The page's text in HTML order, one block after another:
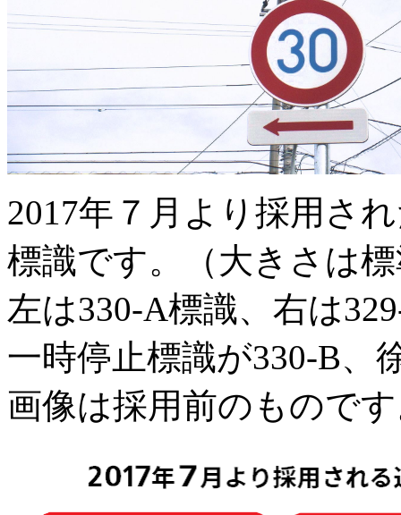
2017年７月より採用さ
標識です。（大きさは
左は330-A標識、右は
一時停止標識が330-B、
画像は採用前のもので